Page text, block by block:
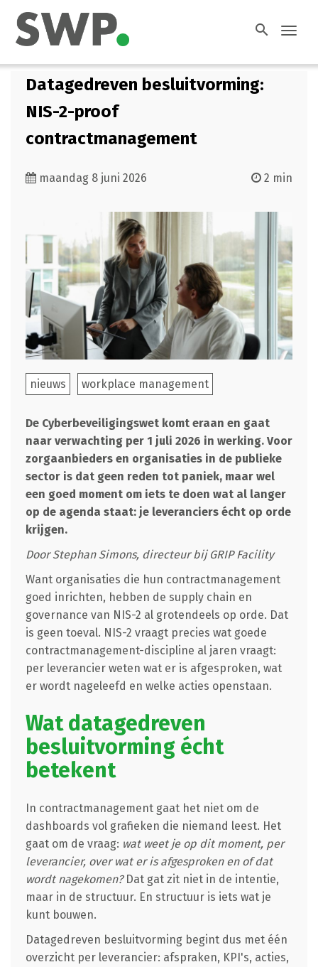
search
Datagedreven besluitvorming:
NIS-2-proof
contractmanagement
maandag 8 juni 2026 2 min
nieuws workplace management
De Cyberbeveiligingswet komt eraan en gaat
naar verwachting per 1 juli 2026 in werking. Voor
zorgaanbieders en organisaties in de publieke
sector is dat geen reden tot paniek, maar wel
een goed moment om iets te doen wat al langer
op de agenda staat: je leveranciers écht op orde
krijgen.
Door Stephan Simons, directeur bij GRIP Facility
Want organisaties die hun contractmanagement
goed inrichten, hebben de supply chain en
governance van NIS-2 al grotendeels op orde. Dat
is geen toeval. NIS-2 vraagt precies wat goede
contractmanagement-discipline al jaren vraagt:
per leverancier weten wat er is afgesproken, wat
er wordt nageleefd en welke acties openstaan.
Wat datagedreven
besluitvorming écht
betekent
In contractmanagement gaat het niet om de
dashboards vol grafieken die niemand leest. Het
gaat om de vraag: wat weet je op dit moment, per
leverancier, over wat er is afgesproken en of dat
wordt nagekomen?Dat gat zit niet in de intentie,
maar in de structuur. En structuur is iets wat je
kunt bouwen.
Datagedreven besluitvorming begint dus met één
overzicht per leverancier: afspraken, KPI's, acties,